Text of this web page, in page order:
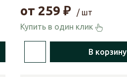
от 259 ₽
/ шт
Купить в один клик
В корзину